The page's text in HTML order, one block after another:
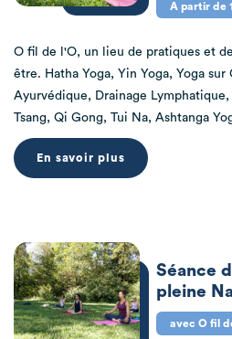
A partir de
O fil de l'O, un lieu de pratiques et
être. Hatha Yoga, Yin Yoga, Yoga sur
Ayurvédique, Drainage
Tsang, Qi Gong, Tui Na, Ashtanga
En savoir plus
Séance
pleine
avec O fil